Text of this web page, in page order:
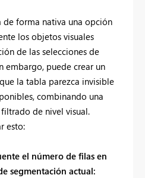
de forma nativa una opción
los objetos visuales
de las selecciones de
embargo, puede crear un
la tabla parezca invisible
combinando una
de nivel visual.
esto:
el número de filas en
segmentación actual: